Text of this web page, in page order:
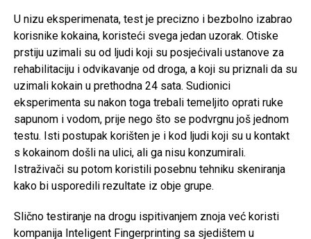
U nizu eksperimenata, test je precizno i bezbolno izabrao
korisnike kokaina, koristeći svega jedan uzorak. Otiske
prstiju uzimali su od ljudi koji su posjećivali ustanove za
rehabilitaciju i odvikavanje od droga, a koji su priznali da su
uzimali kokain u prethodna 24 sata. Sudionici
eksperimenta su nakon toga trebali temeljito oprati ruke
sapunom i vodom, prije nego što se podvrgnu još jednom
testu. Isti postupak korišten je i kod ljudi koji su u kontakt
s kokainom došli na ulici, ali ga nisu konzumirali.
Istraživači su potom koristili posebnu tehniku skeniranja
kako bi usporedili rezultate iz obje grupe.
Slično testiranje na drogu ispitivanjem znoja već koristi
kompanija Inteligent Fingerprinting sa sjedištem u